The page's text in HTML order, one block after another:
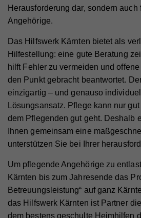
Herausforderung dar, sondern auch
Angehörige.
Das Hilfswerk Kärnten bietet als
Hilfestellung: eine gute Beratung
hilft Fehler zu vermeiden und
den Punkt gebracht beantwortet.
einzigartig – und genauso
Lösungsansatz. Pflege kann nur
dem Pflegenden gut geht. Deshalb
Ihnen gemeinsam eine
unterstützen Sie bei Ihrer
Um pflegende Angehörige zu
Kärnten bis zum Jahresende das
Betreuungsleistung“ auf ganz
das Hilfswerk Kärnten ist Partner
dem bestens geschulte Heimhilfen